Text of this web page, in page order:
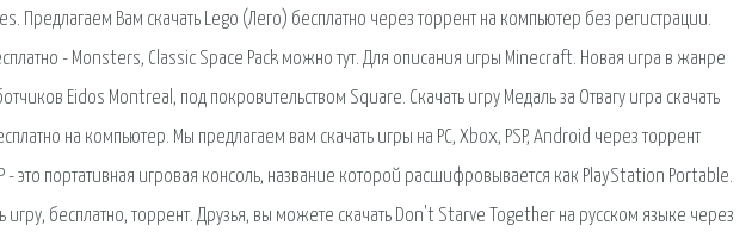
Предлагаем Вам скачать Lego (Лего) бесплатно через торрент на компьютер без регистрации.
- Monsters, Classic Space Pack можно тут. Для описания игры Minecraft. Новая игра в жанре
Eidos Montreal, под покровительством Square. Скачать игру Медаль за Отвагу игра скачать
на компьютер. Мы предлагаем вам скачать игры на PC, Xbox, PSP, Android через торрент
- это портативная игровая консоль, название которой расшифровывается как PlayStation Portable.
игру, бесплатно, торрент. Друзья, вы можете скачать Don't Starve Together на русском языке через